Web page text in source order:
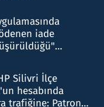
iade
Silivri İlçe
hesabında
trafiğine: Patron